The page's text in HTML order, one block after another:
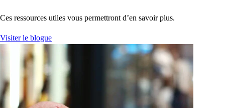
Ces ressources utiles vous permettront d’en savoir plus.
Visiter le blogue